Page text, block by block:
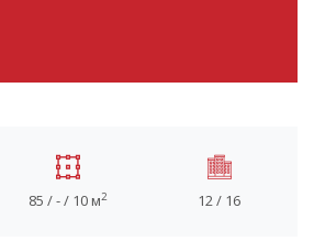
85 / - / 10 м2 12 / 16